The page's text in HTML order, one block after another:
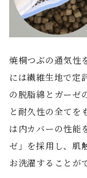
焼桐つぶの通気性
には繊維生地で定
の脱脂綿とガーゼ
と耐久性の全てを
は内カバーの性能
ゼ」を採用し、肌
お洗濯することが